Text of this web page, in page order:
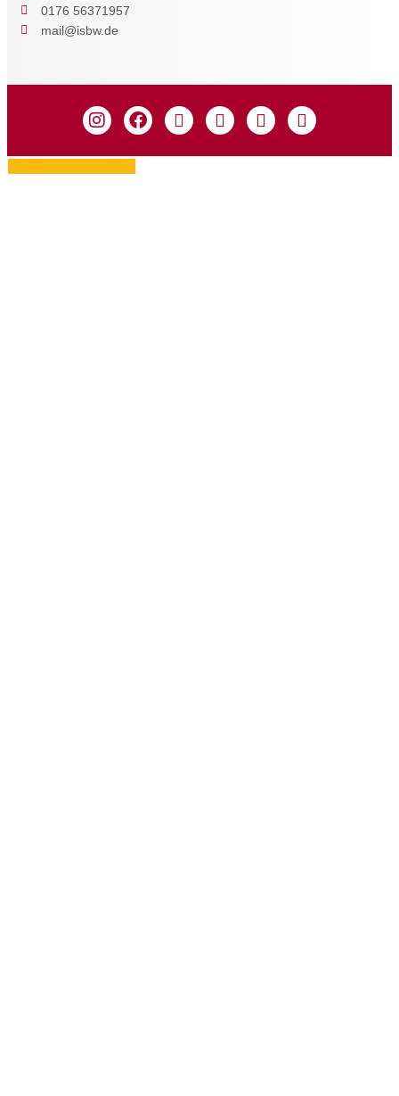
0176 56371957
mail@isbw.de